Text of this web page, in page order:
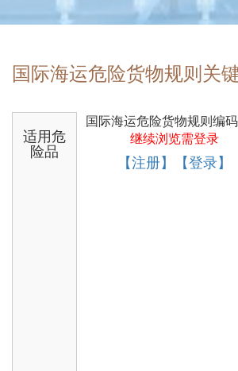
国际海运危险货物规则关
适用危
险品
国际海运危险货物规则编
继续浏览需登录
【注册】【登录】